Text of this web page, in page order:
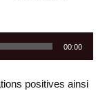
00:00
positives ainsi